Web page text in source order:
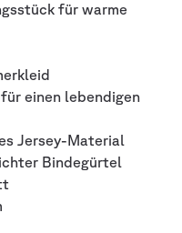
für warme
einen lebendigen
Jersey-Material
Bindegürtel